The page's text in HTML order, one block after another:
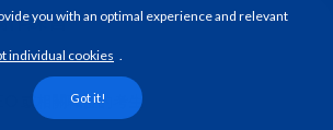
作練習
或相關職位的考生
you with an optimal experience and relevant
individual cookies .
Got it!